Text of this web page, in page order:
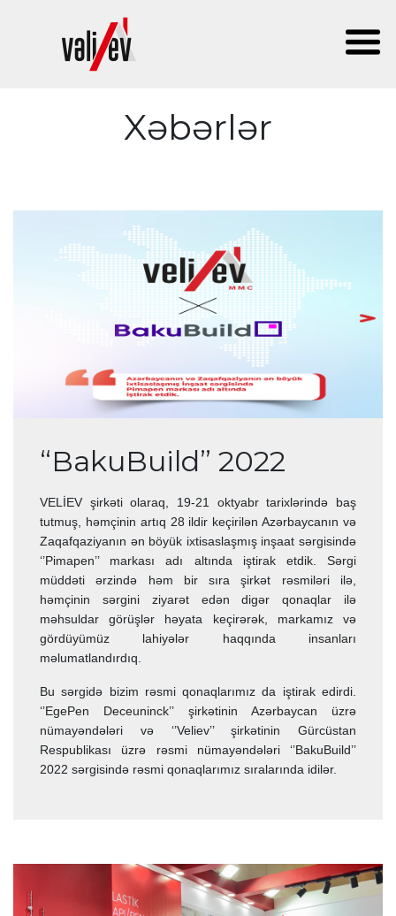
Xəbərlər
“BakuBuild” 2022
VELİEV şirkəti olaraq, 19-21 oktyabr tarixlərində baş
tutmuş, həmçinin artıq 28 ildir keçirilən Azərbaycanın və
Zaqafqaziyanın ən böyük ixtisaslaşmış inşaat sərgisində
‘’Pimapen’’ markası adı altında iştirak etdik. Sərgi
müddəti ərzində həm bir sıra şirkət rəsmiləri ilə,
həmçinin sərgini ziyarət edən digər qonaqlar ilə
məhsuldar görüşlər həyata keçirərək, markamız və
gördüyümüz lahiyələr haqqında insanları
məlumatlandırdıq.
Bu sərgidə bizim rəsmi qonaqlarımız da iştirak edirdi.
‘’EgePen Deceuninck’’ şirkətinin Azərbaycan üzrə
nümayəndələri və ‘’Veliev’’ şirkətinin Gürcüstan
Respublikası üzrə rəsmi nümayəndələri ‘’BakuBuild’’
2022 sərgisində rəsmi qonaqlarımız sıralarında idilər.